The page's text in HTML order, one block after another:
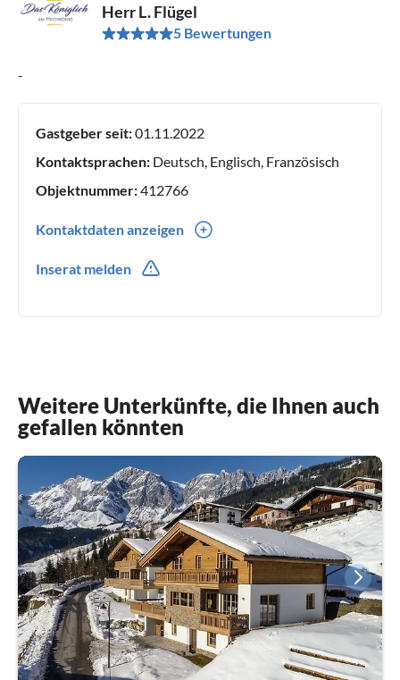
Herr L. Flügel
5 Bewertungen
-
Gastgeber seit:01.11.2022
Kontaktsprachen: Deutsch, Englisch, Französisch
Objektnummer:412766
Kontaktdaten anzeigen
Inserat melden
Weitere Unterkünfte, die Ihnen auch
gefallen könnten